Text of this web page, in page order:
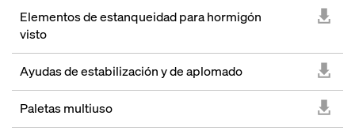
Elementos de estanqueidad para hormigón
visto
Ayudas de estabilización y de aplomado
Paletas multiuso